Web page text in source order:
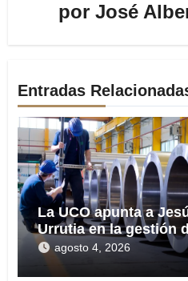
por José
Entradas
La UCO apunta a
Urrutia en la gestión
Tubos Reunidos
agosto 4, 2026